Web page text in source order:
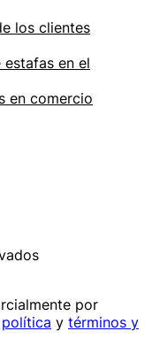
los clientes
en el
en comercio
por
política y términos y